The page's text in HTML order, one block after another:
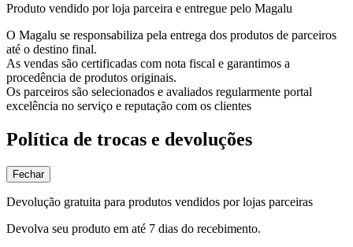
Produto vendido por loja parceira e entregue pelo Magalu
O Magalu se responsabiliza pela entrega dos produtos de parceiros
até o destino final.
As vendas são certificadas com nota fiscal e garantimos a
procedência de produtos originais.
Os parceiros são selecionados e avaliados regularmente portal
excelência no serviço e reputação com os clientes
Política de trocas e devoluções
Fechar
Devolução gratuita para produtos vendidos por lojas parceiras
Devolva seu produto em até 7 dias do recebimento.